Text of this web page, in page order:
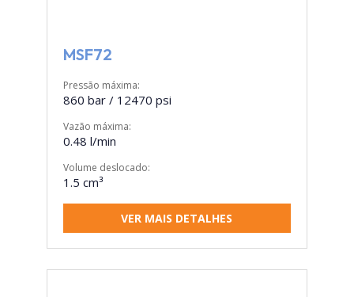
MSF72
Pressão máxima:
860 bar / 12470 psi
Vazão máxima:
0.48 l/min
Volume deslocado:
1.5 cm³
VER MAIS DETALHES